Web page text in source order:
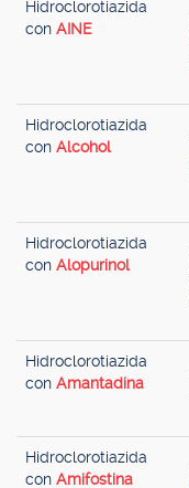
Hidroclorotiazida
con AINE
Hidroclorotiazida
con Alcohol
Hidroclorotiazida
con Alopurinol
Hidroclorotiazida
con Amantadina
Hidroclorotiazida
con Amifostina